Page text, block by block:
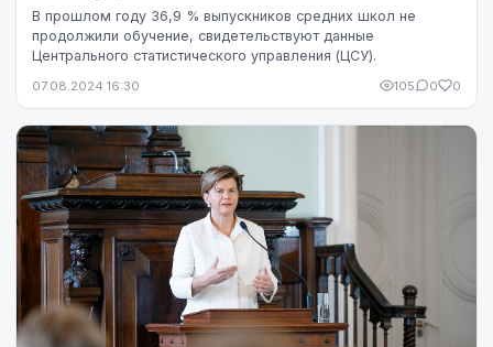
В прошлом году 36,9 % выпускников средних школ не
продолжили обучение, свидетельствуют данные
Центрального статистического управления (ЦСУ).
07.08.2024 16:30 105 0 0